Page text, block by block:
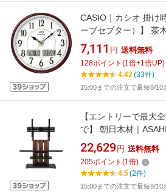
CASIO｜カシオ 掛け
ーブセプター）】 茶
波自動受信機能有
7,111 円 送料無料
128ポイント (1倍+1倍UP)
4.42(33件)
15:00までの注文で最短8/10
【エントリーで最大
で】 朝日木材｜
〜77型フロアスタン
ラウン ダークブラウ
DB
22,629 円 送料無料
205ポイント (1倍)
4.5(2件)
15:00までの注文で最短8/10